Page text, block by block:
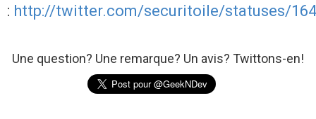
: http://twitter.com/securitoile/statuses/
Une question? Une remarque? Un avis? Twittons-en!